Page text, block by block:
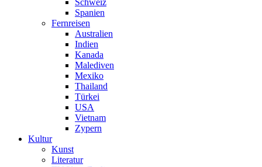
Schweiz
Spanien
Fernreisen
Australien
Indien
Kanada
Malediven
Mexiko
Thailand
Türkei
USA
Vietnam
Zypern
Kultur
Kunst
Literatur